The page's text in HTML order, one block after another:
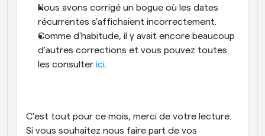
Nous avons corrigé un bogue où les dates
récurrentes s'affichaient incorrectement.
Comme d'habitude, il y avait encore beaucoup
d'autres corrections et vous pouvez toutes
les consulter ici.
C'est tout pour ce mois, merci de votre lecture.
Si vous souhaitez nous faire part de vos